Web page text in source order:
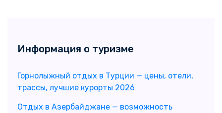
Информация о туризме
Горнолыжный отдых в Турции — цены, отели,
трассы, лучшие курорты 2026
Отдых в Азербайджане — возможность